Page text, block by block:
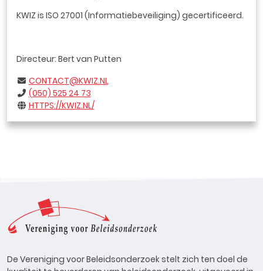
KWIZ is ISO 27001 (Informatiebeveiliging) gecertificeerd.
Directeur: Bert van Putten
CONTACT@KWIZ.NL
(050) 525 24 73
HTTPS://KWIZ.NL/
De Vereniging voor Beleidsonderzoek stelt zich ten doel de